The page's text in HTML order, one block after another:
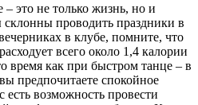
это не только жизнь, но и
склонны проводить праздники в
в клубе, помните, что
всего около 1,4 калории
время как при быстром танце – в
предпочитаете спокойное
возможность провести